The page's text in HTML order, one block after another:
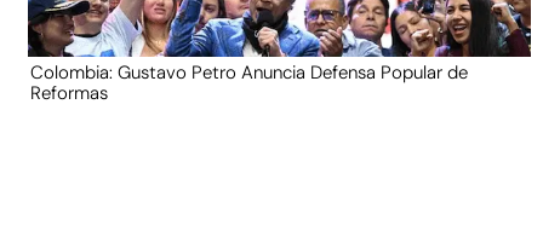
Colombia: Gustavo Petro Anuncia Defensa Popular de
Reformas